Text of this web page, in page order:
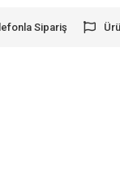
Sipariş